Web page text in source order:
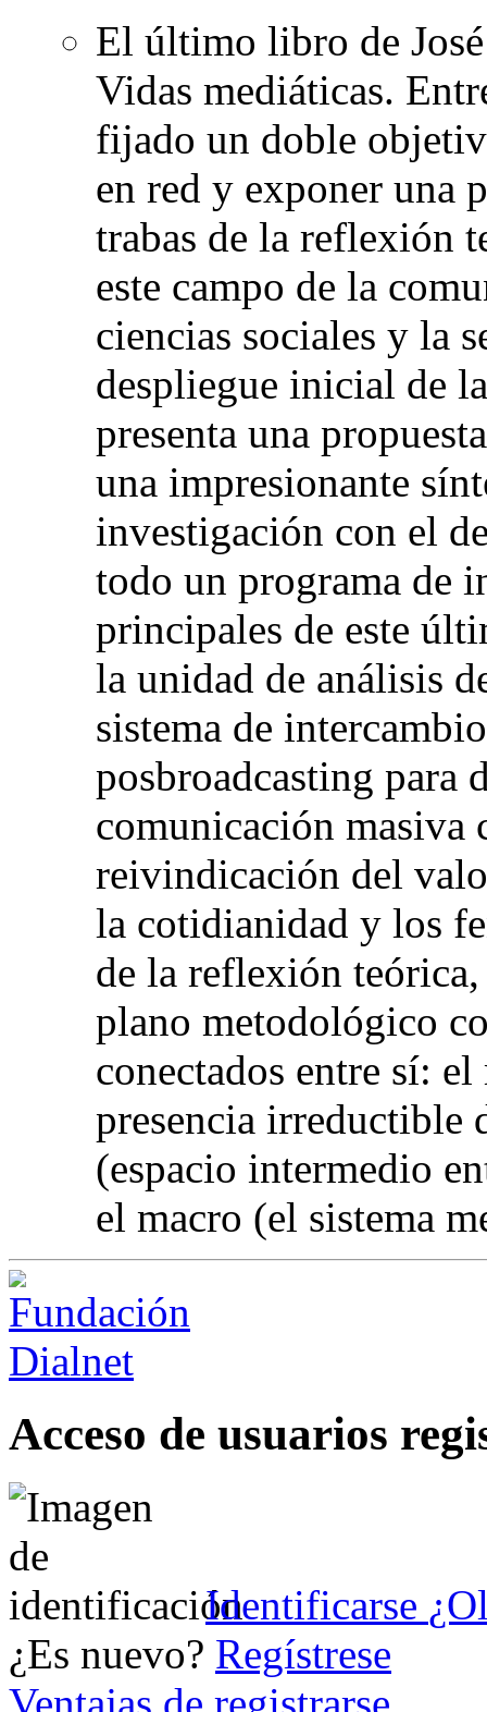
El último libro de
Vidas mediáticas.
fijado un doble
en red y exponer una
trabas de la reflexión
este campo de la
ciencias sociales y la
despliegue inicial de
presenta una
una impresionante
investigación con el
todo un programa de
principales de este
la unidad de análisis
sistema de
posbroadcasting para
comunicación masiva
reivindicación del
la cotidianidad y los
de la reflexión
plano metodológico
conectados entre sí:
presencia irreductible
(espacio intermedio
el macro (el sistema
Acceso de usuarios
Identificarse
¿Es nuevo? Regístrese